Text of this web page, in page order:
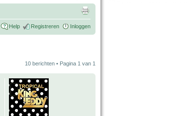
Help Registreren Inloggen
10 berichten • Pagina 1 van 1